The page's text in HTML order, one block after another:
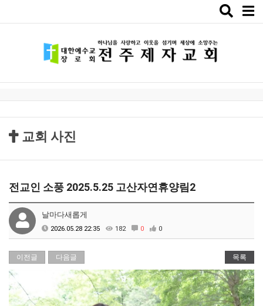
Toggle
교회 사진
전교인 소풍 2025.5.25 고산자연휴양림2
날마다새롭게
2026.05.28 22:35 182 0 0
이전글 다음글 목록